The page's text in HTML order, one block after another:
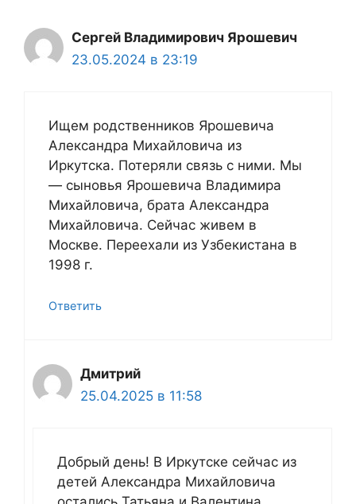
Сергей Владимирович Ярошевич
23.05.2024 в 23:19
Ищем родственников Ярошевича
Александра Михайловича из
Иркутска. Потеряли связь с ними. Мы
— сыновья Ярошевича Владимира
Михайловича, брата Александра
Михайловича. Сейчас живем в
Москве. Переехали из Узбекистана в
1998 г.
Ответить
Дмитрий
25.04.2025 в 11:58
Добрый день! В Иркутске сейчас из
детей Александра Михайловича